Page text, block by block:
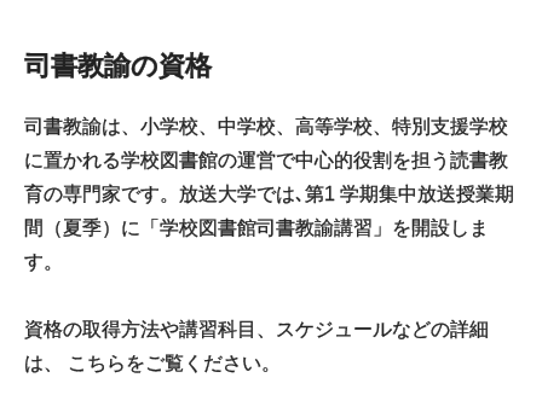
司書教諭の資格
司書教諭は、小学校、中学校、高等学校、特別支援学校
に置かれる学校図書館の運営で中心的役割を担う読書教
育の専門家です。放送大学では､第1 学期集中放送授業期
間（夏季）に「学校図書館司書教諭講習」を開設しま
す。
資格の取得方法や講習科目、スケジュールなどの詳細
は、 こちらをご覧ください。